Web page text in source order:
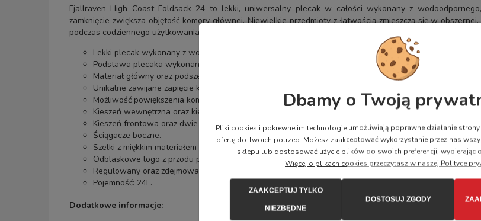
Fjallraven High Coast Foldsack 24 to lekki, uniwersalny plecak w całości wykonany z
zamknięcie zwiększa objętość komory głównej. Niewielkie przedmioty z łatwością zmieszczą się w
podczas codziennego użytkowania, jednodniowych wycieczek czy w trakcie podróży do ciepłych krajów.
Lekki plecak wykonany z wodoodpornego nylonu z recyklingu, doskonale sprawdzi się podczas
Podstawa plecaka wykonana z niezwykle wytrzymałego, wodoodpornego materiału Bergshell.
Materiał główny oraz podszewka w całości wykonane z nylonu z recyklingu.
Unikalne zawijane zapięcie które jest chronione za pomocą metalowego haczyka.
Możliwość powiększenia komory głównej plecaka dzięki możliwości rozwinięcia górnego otworu.
Kieszeń wewnętrzna oraz kieszeń zapinana na zamek.
Kieszeń frontowa oraz dwie kieszenie boczne.
Ściągacze boczne.
Szelki z miękkim materiałem wewnątrz oraz podszewką wentylacyjną dla zwiększonego komfortu.
Odblaskowe logo z przodu plecaka a także detale umieszczone na szelkach.
Regulowany oraz zdejmowany pas piersiowy oraz pas biodrowy.
Pojemność: 24L.
Dodatkowe informacje:
Dbamy o Twoją
Pliki cookies i pokrewne im technologie umożliwiają poprawne działanie
ofertę do Twoich potrzeb. Możesz zaakceptować wykorzystanie przez nas
sklepu lub dostosować użycie plików do swoich preferencji, wybierając
Więcej o plikach cookies przeczytasz w naszej Polityce
ZAAKCEPTUJ TYLKO
NIEZBĘDNE
DOSTOSUJ ZGODY